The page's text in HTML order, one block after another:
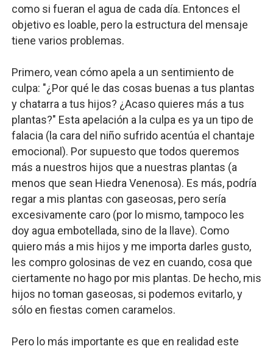
como si fueran el agua de cada día. Entonces el
objetivo es loable, pero la estructura del mensaje
tiene varios problemas.
Primero, vean cómo apela a un sentimiento de
culpa: "¿Por qué le das cosas buenas a tus plantas
y chatarra a tus hijos? ¿Acaso quieres más a tus
plantas?" Esta apelación a la culpa es ya un tipo de
falacia (la cara del niño sufrido acentúa el chantaje
emocional). Por supuesto que todos queremos
más a nuestros hijos que a nuestras plantas (a
menos que sean Hiedra Venenosa). Es más, podría
regar a mis plantas con gaseosas, pero sería
excesivamente caro (por lo mismo, tampoco les
doy agua embotellada, sino de la llave). Como
quiero más a mis hijos y me importa darles gusto,
les compro golosinas de vez en cuando, cosa que
ciertamente no hago por mis plantas. De hecho, mis
hijos no toman gaseosas, si podemos evitarlo, y
sólo en fiestas comen caramelos.
Pero lo más importante es que en realidad este